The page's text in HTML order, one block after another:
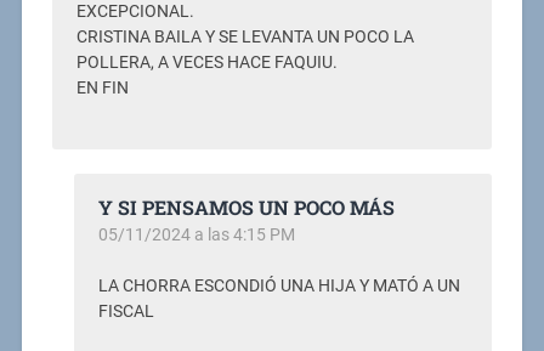
EXCEPCIONAL.
CRISTINA BAILA Y SE LEVANTA UN POCO LA
POLLERA, A VECES HACE FAQUIU.
EN FIN
Y SI PENSAMOS UN POCO MÁS
05/11/2024 a las 4:15 PM
LA CHORRA ESCONDIÓ UNA HIJA Y MATÓ A UN
FISCAL